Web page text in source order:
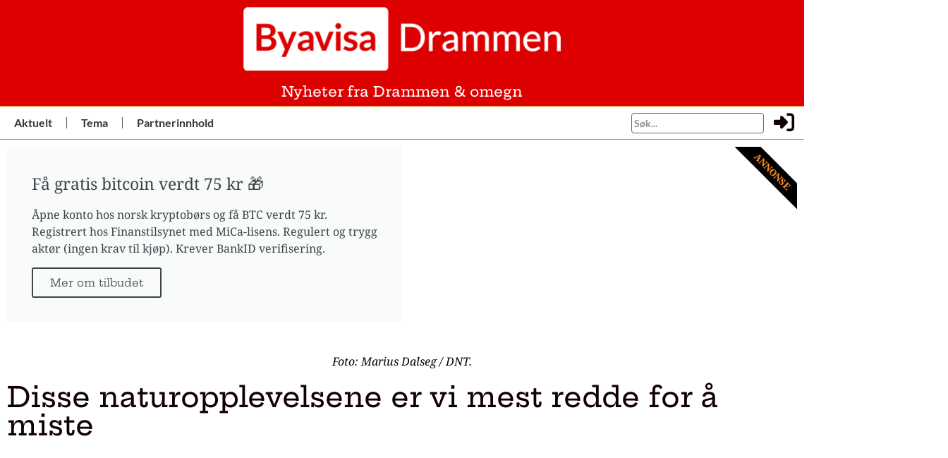
Nyheter fra Drammen & omegn
Aktuelt Tema Partnerinnhold
Få gratis bitcoin verdt 75 kr 🎁
Åpne konto hos norsk kryptobørs og få BTC verdt 75 kr.
Registrert hos Finanstilsynet med MiCa-lisens. Regulert og trygg
aktør (ingen krav til kjøp). Krever BankID verifisering.
Mer om tilbudet
ANNONSE
Foto: Marius Dalseg / DNT.
Disse naturopplevelsene er vi mest redde for å
miste